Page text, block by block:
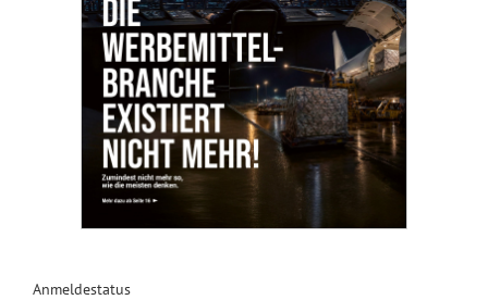
Anmeldestatus